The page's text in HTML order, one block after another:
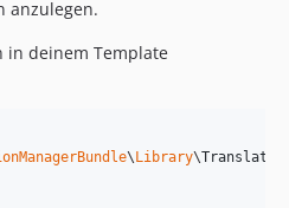
anzulegen.
in deinem Template
\ Library\